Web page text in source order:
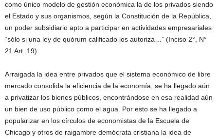
como único modelo de gestión económica la de los privados siendo
el Estado y sus organismos, según la Constitución de la República,
un poder subsidiario apto a participar en actividades empresariales
“sólo si una ley de quórum calificado los autoriza…” (Inciso 2°, N°
21 Art. 19).
Arraigada la idea entre privados que el sistema económico de libre
mercado consolida la eficiencia de la economía, se ha llegado aún
a privatizar los bienes públicos, encontrándose en esa realidad aún
un bien de uso público como el agua. Por esto se ha llegado a
popularizar en los círculos de economistas de la Escuela de
Chicago y otros de raigambre demócrata cristiana la idea de